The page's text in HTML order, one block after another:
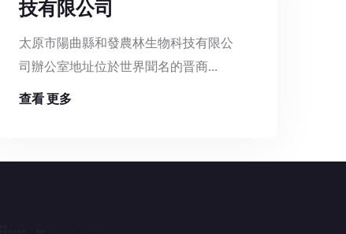
技有限公司
太原市陽曲縣和發農林生物科技有限公
司辦公室地址位於世界聞名的晋商...
查看 更多